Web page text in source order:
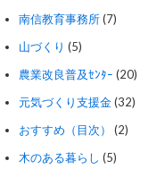
南信教育事務所(7)
山づくり (5)
農業改良普及ｾﾝﾀｰ (20)
元気づくり支援金(32)
おすすめ（目次）
(2)
木のある暮らし (5)